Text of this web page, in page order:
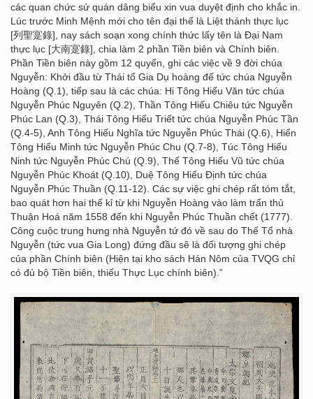
các quan chức sử quán dâng biểu xin vua duyệt định cho khắc in.
Lúc trước Minh Mệnh mới cho tên đại thể là Liệt thánh thực lục
[列聖寔錄], nay sách soạn xong chính thức lấy tên là Đại Nam
thực lục [大南寔錄], chia làm 2 phần Tiền biên và Chính biên.
Phần Tiền biên này gồm 12 quyển, ghi các việc về 9 đời chúa
Nguyễn: Khởi đầu từ Thái tổ Gia Dụ hoàng đế tức chúa Nguyễn
Hoàng (Q.1), tiếp sau là các chúa: Hi Tông Hiếu Văn tức chúa
Nguyễn Phúc Nguyên (Q.2), Thần Tông Hiếu Chiêu tức Nguyễn
Phúc Lan (Q.3), Thái Tông Hiếu Triết tức chúa Nguyễn Phúc Tần
(Q.4-5), Anh Tông Hiếu Nghĩa tức Nguyễn Phúc Thái (Q.6), Hiển
Tông Hiếu Minh tức Nguyễn Phúc Chu (Q.7-8), Túc Tông Hiếu
Ninh tức Nguyễn Phúc Chú (Q.9), Thế Tông Hiếu Vũ tức chúa
Nguyễn Phúc Khoát (Q.10), Duệ Tông Hiếu Định tức chúa
Nguyễn Phúc Thuần (Q.11-12). Các sự việc ghi chép rất tóm tắt,
bao quát hơn hai thế kỉ từ khi Nguyễn Hoàng vào làm trấn thủ
Thuận Hoá năm 1558 đến khi Nguyễn Phúc Thuần chết (1777).
Công cuộc trung hưng nhà Nguyễn tứ đó về sau do Thế Tổ nhà
Nguyễn (tức vua Gia Long) đứng đầu sẽ là đối tượng ghi chép
của phần Chính biên (Hiện tại kho sách Hán Nôm của TVQG chỉ
có đủ bộ Tiền biên, thiếu Thực Lục chính biên).”